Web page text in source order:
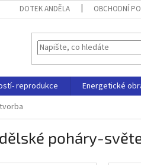
DOTEK ANDĚLA OBCHODNÍ
reprodukce Energetické
poháry-